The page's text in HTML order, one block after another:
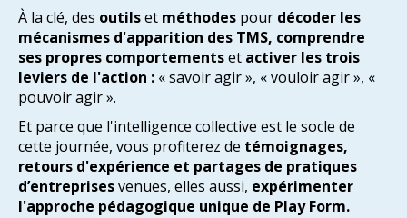
À la clé, des outilset méthodes pour décoder les
mécanismes d'apparition des TMS, comprendre
ses propres comportementset activer les trois
leviers de l'action : « savoir agir », « vouloir agir », «
pouvoir agir ».
Et parce que l'intelligence collective est le socle de
cette journée, vous profiterez de témoignages,
retours d'expérience et partages de pratiques
d’entreprisesvenues, elles aussi, expérimenter
l'approche pédagogique unique de Play Form.